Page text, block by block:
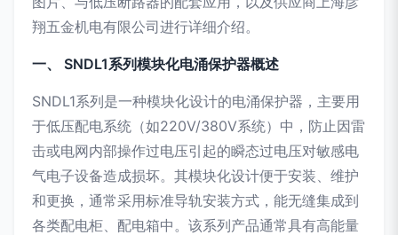
翔五金机电有限公司进行详细介绍。
一、 SNDL1系列模块化电涌保护器概述
SNDL1系列是一种模块化设计的电涌保护器，主要用
于低压配电系统（如220V/380V系统）中，防止因雷
击或电网内部操作过电压引起的瞬态过电压对敏感电
气电子设备造成损坏。其模块化设计便于安装、维护
和更换，通常采用标准导轨安装方式，能无缝集成到
各类配电柜、配电箱中。该系列产品通常具有高能量